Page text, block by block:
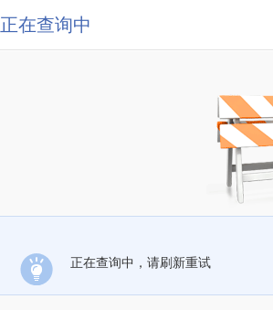
正在查询中
正在查询中，请刷新重试